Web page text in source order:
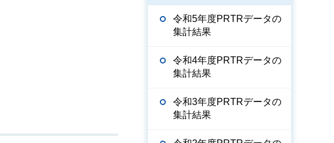
令和5年度PRTRデータの
集計結果
令和4年度PRTRデータの
集計結果
令和3年度PRTRデータの
集計結果